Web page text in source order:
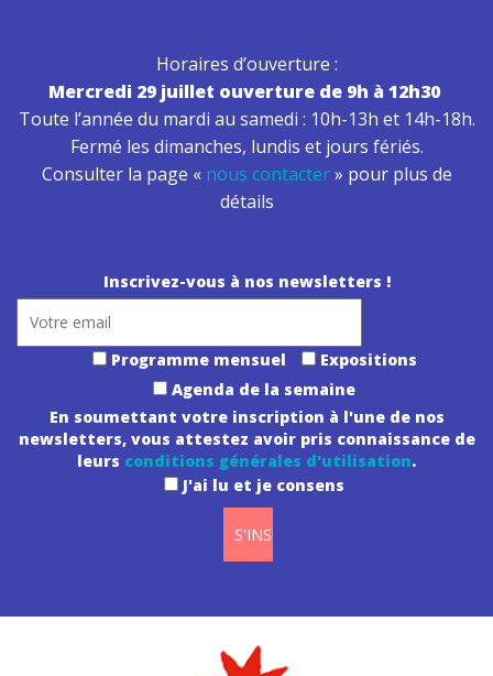
Horaires d’ouverture :
Mercredi 29 juillet ouverture de 9h à 12h30
Toute l’année du mardi au samedi : 10h-13h et 14h-18h.
Fermé les dimanches, lundis et jours fériés.
Consulter la page « nous contacter» pour plus de
détails
Inscrivez-vous à nos newsletters !
Programme mensuel
Expositions
Agenda de la semaine
En soumettant votre inscription à l'une de nos
newsletters, vous attestez avoir pris connaissance de
leurs conditions générales d'utilisation.
J'ai lu et je consens